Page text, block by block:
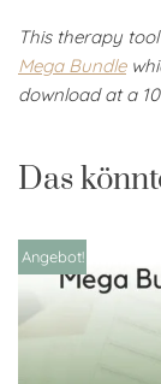
This therapy
Mega Bundle
download at a
Das
Angebot!